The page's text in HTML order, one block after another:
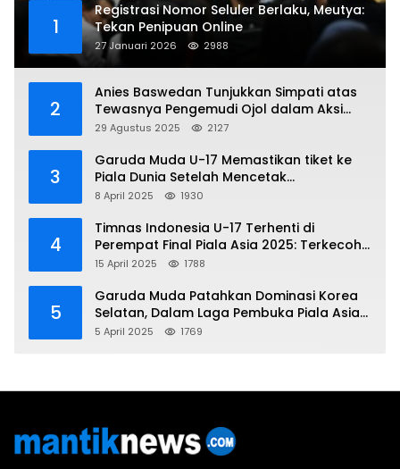
1
Registrasi Nomor Seluler Berlaku, Meutya:
Tekan Penipuan Online
27 Januari 2026 2988
2
Anies Baswedan Tunjukkan Simpati atas
Tewasnya Pengemudi Ojol dalam Aksi
Demo
29 Agustus 2025 2127
3
Garuda Muda U-17 Memastikan tiket ke
Piala Dunia Setelah Mencetak
Kemenangan Gemilang atas Yaman 4-1 di
8 April 2025 1930
4
Timnas Indonesia U-17 Terhenti di
Perempat Final Piala Asia 2025: Terkecoh
Korea Utara
15 April 2025 1788
5
Garuda Muda Patahkan Dominasi Korea
Selatan, Dalam Laga Pembuka Piala Asia
2025 U-17
5 April 2025 1769